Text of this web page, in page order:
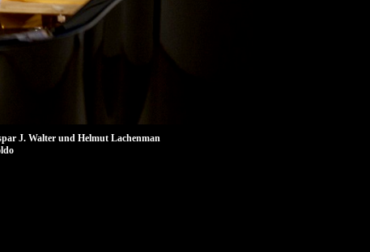
J. Walter und Helmut Lachenman